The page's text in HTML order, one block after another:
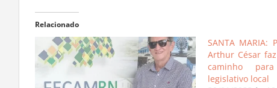
Relacionado
SANTA MARIA:
Arthur César
caminho
legislativo local